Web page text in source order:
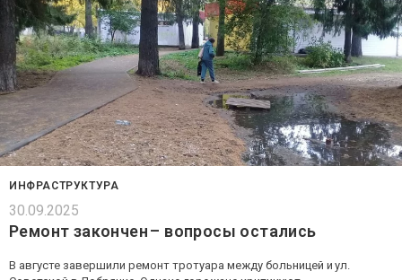
ИНФРАСТРУКТУРА
30.09.2025
Ремонт закончен – вопросы остались
В августе завершили ремонт тротуара между больницей и ул.